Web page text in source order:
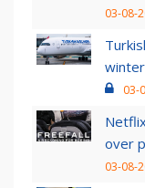
03-08-
03-
over
03-08-